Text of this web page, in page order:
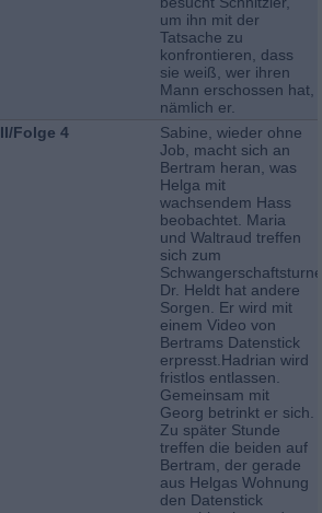
um ihn mit der
Tatsache zu
konfrontieren, dass
sie weiß, wer ihren
Mann erschossen hat,
nämlich er.
II/Folge 4
Sabine, wieder ohne
Job, macht sich an
Bertram heran, was
Helga mit
wachsendem Hass
beobachtet. Maria
und Waltraud treffen
sich zum
Dr. Heldt hat andere
Sorgen. Er wird mit
einem Video von
Bertrams Datenstick
erpresst.Hadrian wird
fristlos entlassen.
Gemeinsam mit
Georg betrinkt er sich.
Zu später Stunde
treffen die beiden auf
Bertram, der gerade
aus Helgas Wohnung
den Datenstick